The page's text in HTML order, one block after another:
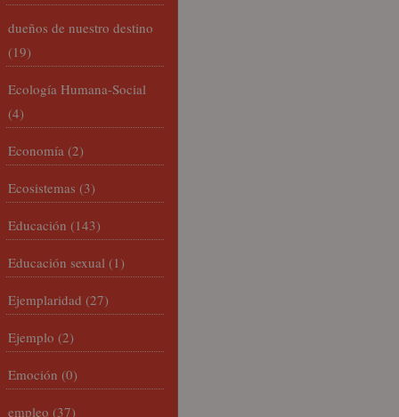
dueños de nuestro destino
(19)
Ecología Humana-Social
(4)
Economía (2)
Ecosistemas (3)
Educación (143)
Educación sexual (1)
Ejemplaridad (27)
Ejemplo (2)
Emoción (0)
empleo (37)